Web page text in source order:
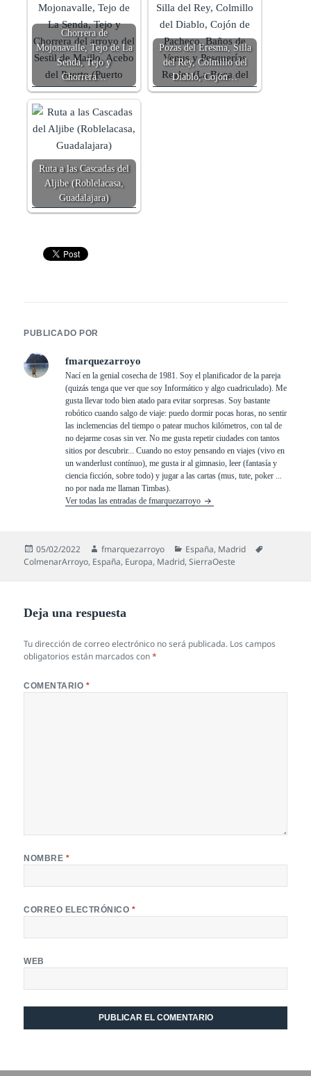
Chorrera de
Mojonavalle, Tejo de La
Senda, Tejo y
Chorrera…
Pozas del Eresma, Silla
del Rey, Colmillo del
Diablo, Cojón…
Ruta a las Cascadas del
Aljibe (Roblelacasa,
Guadalajara)
PUBLICADO POR
fmarquezarroyo
Nací en la genial cosecha de 1981. Soy el planificador de la pareja
(quizás tenga que ver que soy Informático y algo cuadriculado). Me
gusta llevar todo bien atado para evitar sorpresas. Soy bastante
robótico cuando salgo de viaje: puedo dormir pocas horas, no sentir
las inclemencias del tiempo o patear muchos kilómetros, con tal de
no dejarme cosas sin ver. No me gusta repetir ciudades con tantos
sitios por descubrir... Cuando no estoy pensando en viajes (vivo en
un wanderlust contínuo), me gusta ir al gimnasio, leer (fantasía y
ciencia ficción, sobre todo) y jugar a las cartas (mus, tute, poker ...
no por nada me llaman Timbas).
Ver todas las entradas de fmarquezarroyo
Publicado
el
05/02/2022 Autor
fmarquezarroyo Categorías
España, Madrid
ColmenarArroyo, España, Europa, Madrid,SierraOeste
Deja una respuesta
Tu dirección de correo electrónico no será publicada. Los campos
obligatorios están marcados con*
COMENTARIO *
NOMBRE *
CORREO ELECTRÓNICO *
WEB